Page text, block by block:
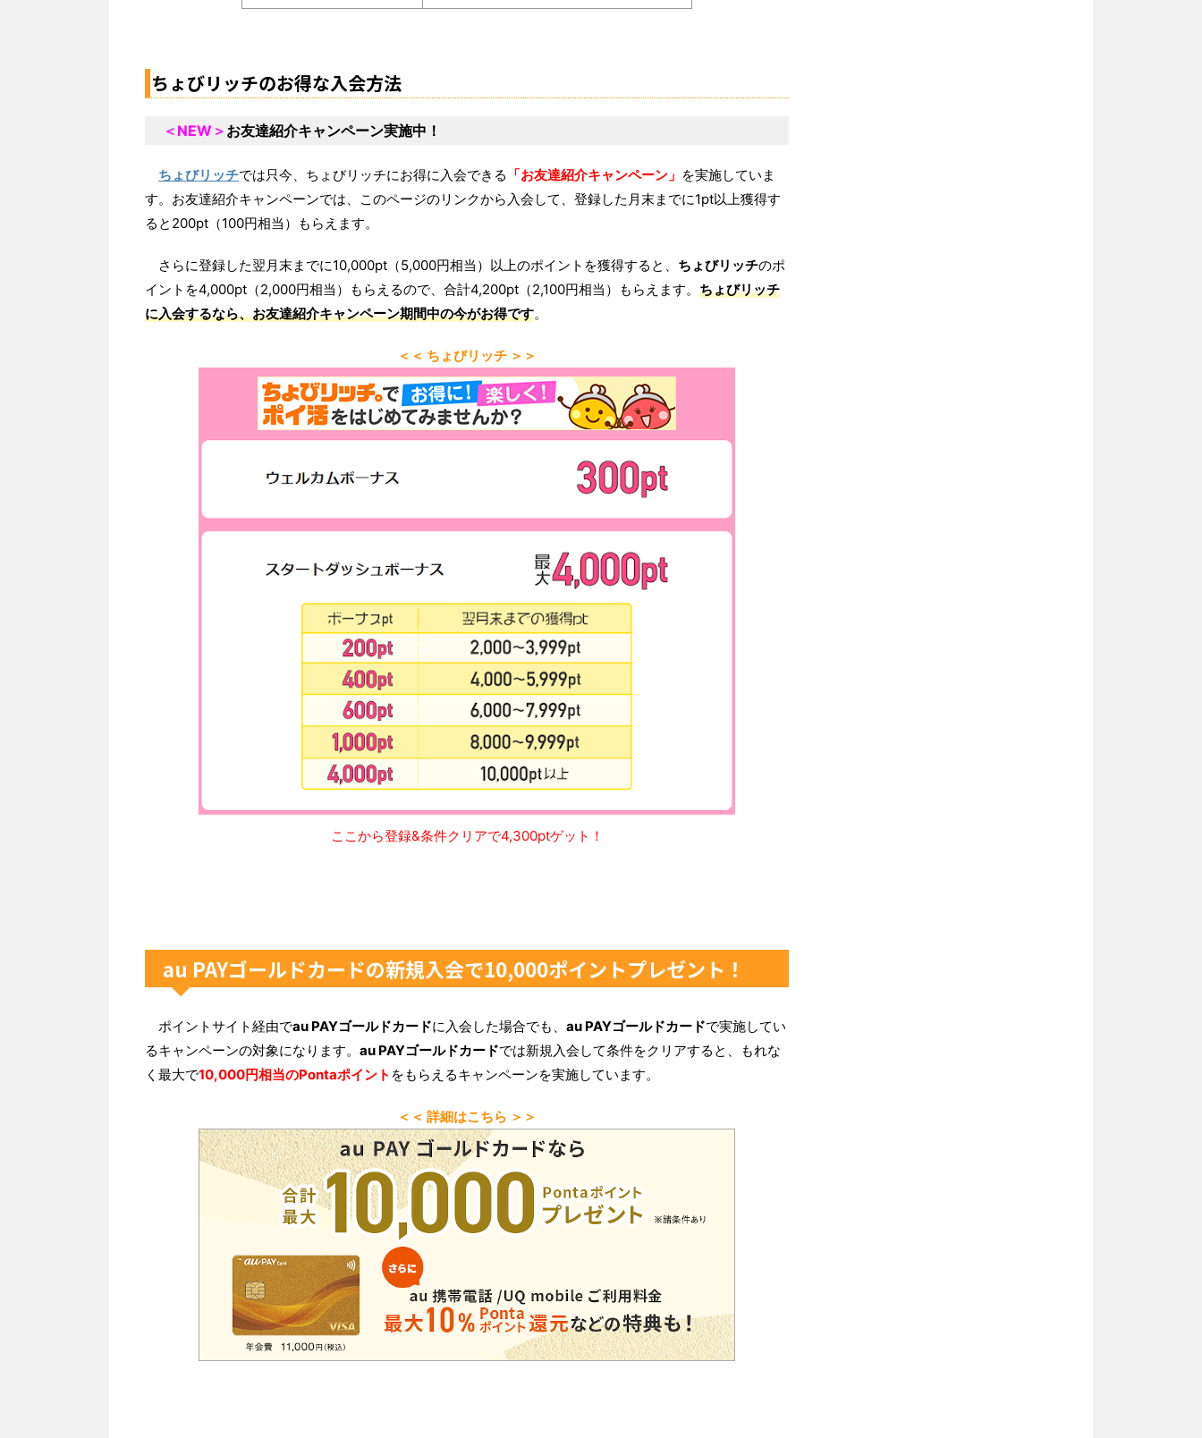
ちょびリッチのお得な入会方法
＜NEW＞ お友達紹介キャンペーン実施中！
ちょびリッチでは只今、ちょびリッチにお得に入会できる 「お友達紹介キャンペーン」 を実施していま
す。お友達紹介キャンペーンでは、このページのリンクから入会して、登録した月末までに1pt以上獲得す
ると200pt（100円相当）もらえます。
さらに登録した翌月末までに10,000pt（5,000円相当）以上のポイントを獲得すると、 ちょびリッチのポ
イントを4,000pt（2,000円相当）もらえるので、合計4,200pt（2,100円相当）もらえます。 ちょびリッチ
に入会するなら、お友達紹介キャンペーン期間中の今がお得です。
＜＜ ちょびリッチ ＞＞
ここから登録&条件クリアで4,300ptゲット！
au PAYゴールドカードの新規入会で10,000ポイントプレゼント！
ポイントサイト経由でau PAYゴールドカードに入会した場合でも、 au PAYゴールドカードで実施してい
るキャンペーンの対象になります。 au PAYゴールドカードでは新規入会して条件をクリアすると、もれな
く最大で10,000円相当のPontaポイント をもらえるキャンペーンを実施しています。
＜＜ 詳細はこちら ＞＞